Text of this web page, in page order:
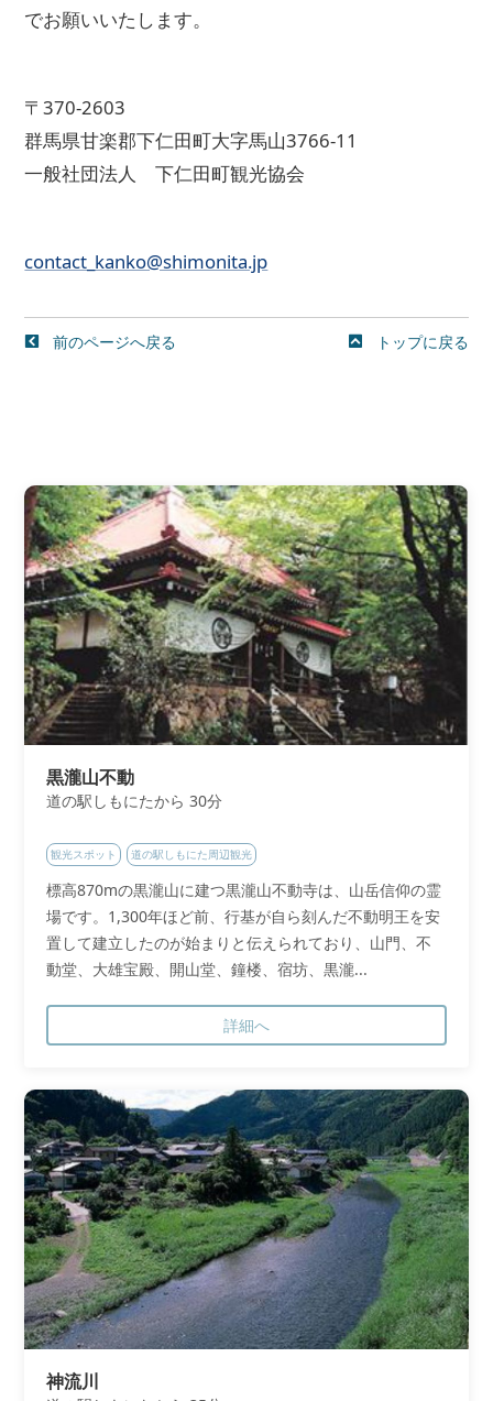
でお願いいたします。
〒370-2603
群馬県甘楽郡下仁田町大字馬山3766-11
一般社団法人 下仁田町観光協会
contact_kanko@shimonita.jp
前のページへ戻る トップに戻る
黒瀧山不動
道の駅しもにたから 30分
観光スポット 道の駅しもにた周辺観光
標高870mの黒瀧山に建つ黒瀧山不動寺は、山岳信仰の霊
場です。1,300年ほど前、行基が自ら刻んだ不動明王を安
置して建立したのが始まりと伝えられており、山門、不
動堂、大雄宝殿、開山堂、鐘楼、宿坊、黒瀧...
詳細へ
神流川